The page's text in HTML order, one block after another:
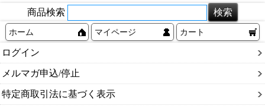
商品検索
ホーム マイページ カート
ログイン
メルマガ申込/停止
特定商取引法に基づく表示